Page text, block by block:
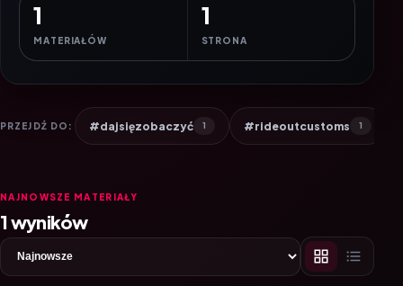
1
MATERIAŁÓW
1
STRONA
PRZEJDŹ DO: #dajsięzobaczyć 1 #rideoutcustoms 1
NAJNOWSZE MATERIAŁY
1 wyników